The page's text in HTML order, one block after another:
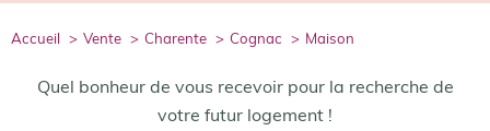
accueil vente charente cognac maison
Quel bonheur de vous recevoir pour la recherche de
votre futur logement !